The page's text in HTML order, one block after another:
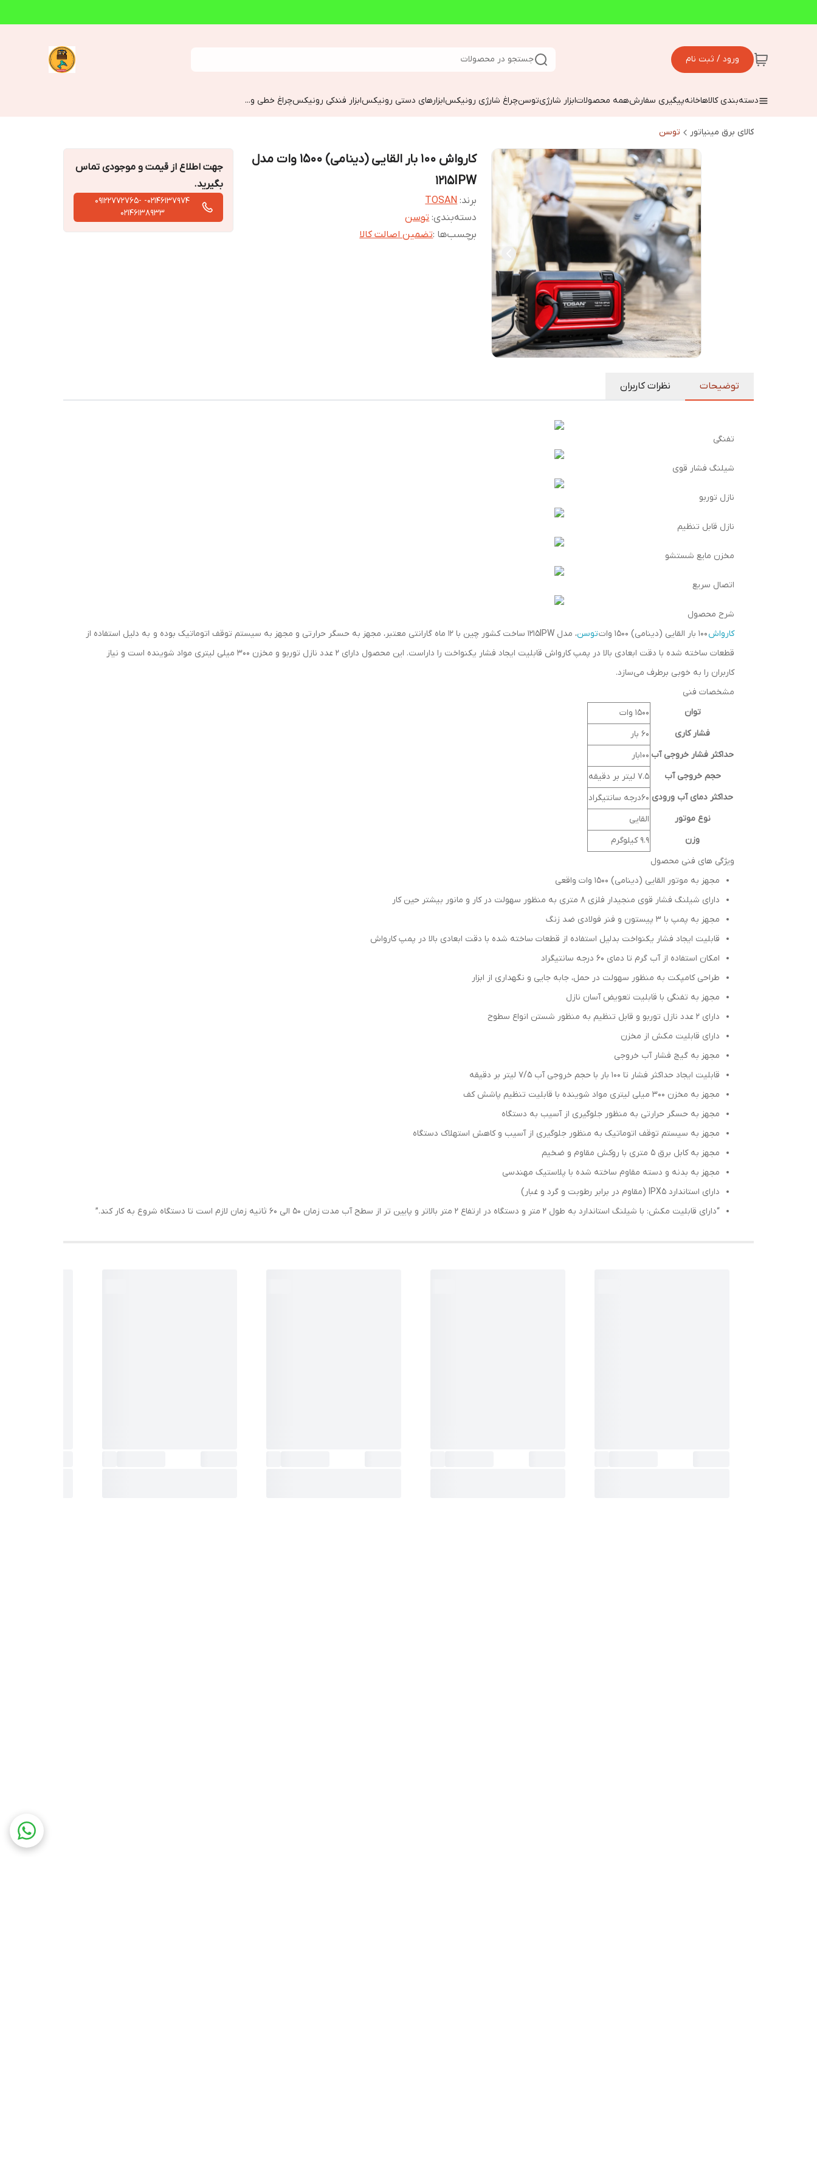
ورود / ثبت نام جستجو در محصولات
دسته‌بندی کالاهاخانهپیگیری سفارشهمه محصولاتابزار شارژیتوسنچراغ شارژی رونیکسابزارهای دستی رونیکسابزار فندکی رونیکسچراغ خطی و...
کالای برق مینیاتور توسن
کارواش 100 بار القایی (دینامی) 1500 وات مدل
1215IPW
برند: TOSAN
دسته‌بندی:توسن
برچسب‌ها :تضمین اصالت کالا
جهت اطلاع از قیمت و موجودی تماس
بگیرید.
02146137974- 09122772765-
02146138933
توضیحات نظرات کاربران
تفنگی
شیلنگ فشار قوی
نازل توربو
نازل قابل تنظیم
مخزن مایع شستشو
اتصال سریع
شرح محصول
کارواش
توسن
، مدل 1215IPW ساخت کشور چین با 12 ماه گارانتی معتبر، مجهز به حسگر حرارتی و مجهز به سیستم توقف اتوماتیک بوده و به دلیل استفاده از
قطعات ساخته شده با دقت ابعادی بالا در پمپ کارواش قابلیت ایجاد فشار یکنواخت را داراست. این محصول دارای 2 عدد نازل توربو و مخزن 300 میلی لیتری مواد شوینده است و نیاز
کاربران را به خوبی برطرف می‌سازد.
مشخصات فنی
توان
1500 وات
فشار کاری
60 بار
حداکثر فشار خروجی آب 100بار
حجم خروجی آب
7.5 لیتر بر دقیقه
حداکثر دمای آب ورودی 60درجه سانتیگراد
نوع موتور
القایی
وزن
9.9 کیلوگرم
ویژگی های فنی محصول
مجهز به موتور القایی (دینامی) 1500 وات واقعی
دارای شیلنگ فشار قوی منجیدار فلزی 8 متری به منظور سهولت در کار و مانور بیشتر حین کار
مجهز به پمپ با 3 پیستون و فنر فولادی ضد زنگ
قابلیت ایجاد فشار یکنواخت بدلیل استفاده از قطعات ساخته شده با دقت ابعادی بالا در پمپ کارواش
امکان استفاده از آب گرم تا دمای 60 درجه سانتیگراد
طراحی کامپکت به منظور سهولت در حمل، جابه جایی و نگهداری از ابزار
مجهز به تفنگی با قابلیت تعویض آسان نازل
دارای 2 عدد نازل توربو و قابل تنظیم به منظور شستن انواع سطوح
دارای قابلیت مکش از مخزن
مجهز به گیج فشار آب خروجی
قابلیت ایجاد حداکثر فشار تا 100 بار با حجم خروجی آب 7/5 لیتر بر دقیقه
مجهز به مخزن 300 میلی لیتری مواد شوینده با قابلیت تنظیم پاشش کف
مجهز به حسگر حرارتی به منظور جلوگیری از آسیب به دستگاه
مجهز به سیستم توقف اتوماتیک به منظور جلوگیری از آسیب و کاهش استهلاک دستگاه
مجهز به کابل برق 5 متری با روکش مقاوم و ضخیم
مجهز به بدنه و دسته مقاوم ساخته شده با پلاستیک مهندسی
دارای استاندارد IPX5 (مقاوم در برابر رطوبت و گرد و غبار)
“دارای قابلیت مکش: با شیلنگ استاندارد به طول 2 متر و دستگاه در ارتفاع 2 متر بالاتر و پایین تر از سطح آب مدت زمان 50 الی 60 ثانیه زمان لازم است تا دستگاه شروع به کار کند.”